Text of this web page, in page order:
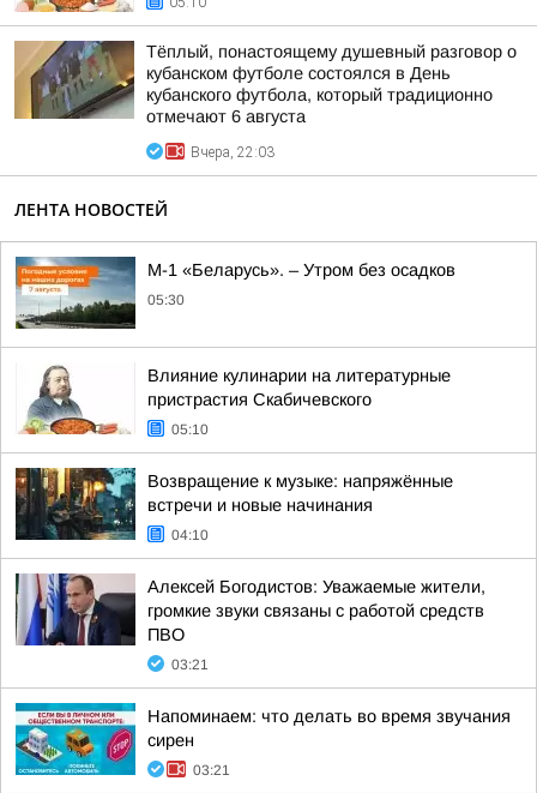
Тёплый, понастоящему душевный разговор о
кубанском футболе состоялся в День
кубанского футбола, который традиционно
отмечают 6 августа
Вчера, 22:03
ЛЕНТА НОВОСТЕЙ
М-1 «Беларусь». – Утром без осадков
05:30
Влияние кулинарии на литературные
пристрастия Скабичевского
05:10
Возвращение к музыке: напряжённые
встречи и новые начинания
04:10
Алексей Богодистов: Уважаемые жители,
громкие звуки связаны с работой средств
ПВО
03:21
Напоминаем: что делать во время звучания
сирен
03:21